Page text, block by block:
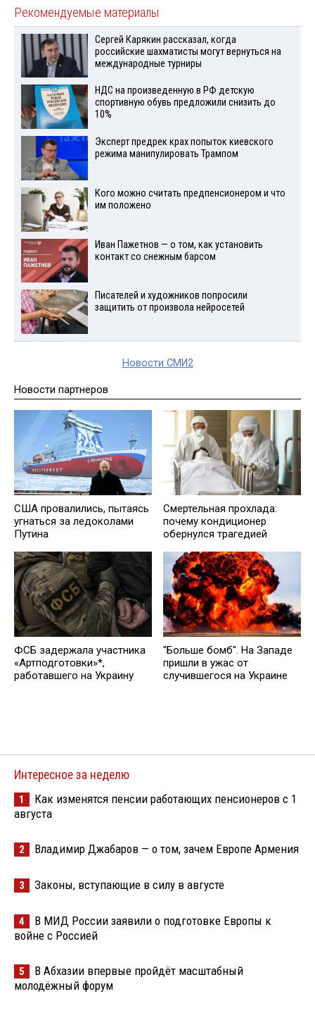
Рекомендуемые материалы
Сергей Карякин рассказал, когда
российские шахматисты могут вернуться на
международные турниры
НДС на произведенную в РФ детскую
спортивную обувь предложили снизить до
10%
Эксперт предрек крах попыток киевского
режима манипулировать Трампом
Кого можно считать предпенсионером и что
им положено
Иван Пажетнов — о том, как установить
контакт со снежным барсом
Писателей и художников попросили
защитить от произвола нейросетей
Новости СМИ2
Новости партнеров
США провалились, пытаясь
угнаться за ледоколами
Путина
Смертельная прохлада:
почему кондиционер
обернулся трагедией
ФСБ задержала участника
«Артподготовки»*,
работавшего на Украину
"Больше бомб". На Западе
пришли в ужас от
случившегося на Украине
Интересное за неделю
1
Как изменятся пенсии работающих пенсионеров с 1
августа
2 Владимир Джабаров — о том, зачем Европе Армения
3 Законы, вступающие в силу в августе
4
В МИД России заявили о подготовке Европы к
войне с Россией
5
В Абхазии впервые пройдёт масштабный
молодёжный форум